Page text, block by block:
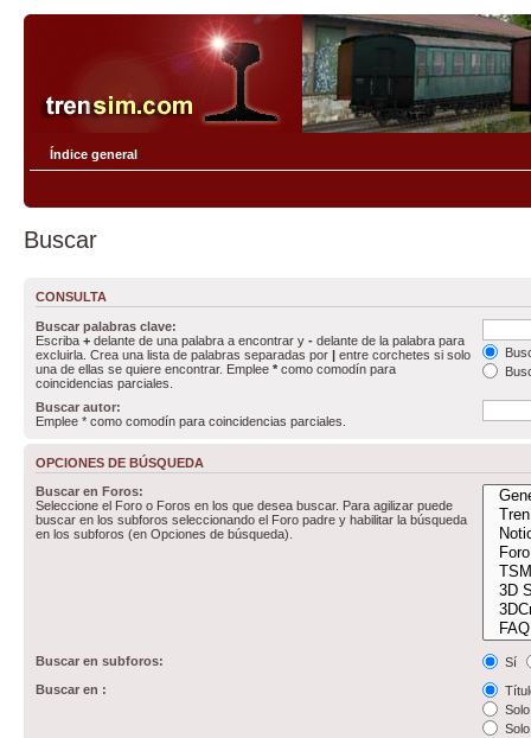
Índice general
Buscar
CONSULTA
Buscar palabras clave:
Escriba + delante de una palabra a encontrar y - delante de la palabra para
excluirla. Crea una lista de palabras separadas por | entre corchetes si solo
una de ellas se quiere encontrar. Emplee * como comodín para
coincidencias parciales.
Buscar autor:
Emplee * como comodín para coincidencias parciales.
OPCIONES DE BÚSQUEDA
Buscar en Foros:
Seleccione el Foro o Foros en los que desea buscar. Para agilizar puede
buscar en los subforos seleccionando el Foro padre y habilitar la búsqueda
en los subforos (en Opciones de búsqueda).
Buscar en subforos:
Sí
Buscar en :